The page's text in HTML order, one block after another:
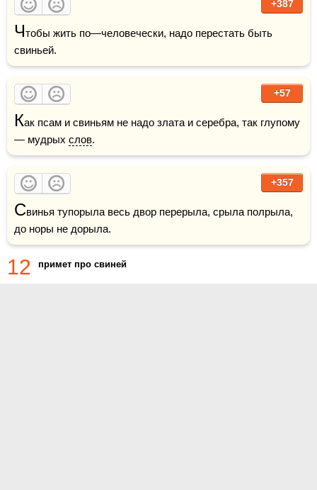
+387
Чтобы жить по—человечески, надо перестать быть
свиньей.
+57
Как псам и свиньям не надо злата и серебра, так глупому
— мудрых слов.
+357
Свинья тупорыла весь двор перерыла, срыла полрыла,
до норы не дорыла.
12 примет про свиней